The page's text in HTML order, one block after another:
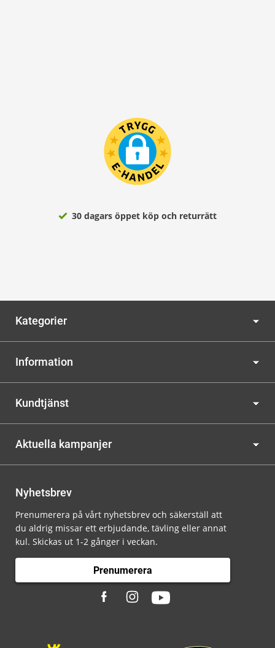
30 dagars öppet köp och returrätt
Kategorier
Information
Kundtjänst
Aktuella kampanjer
Nyhetsbrev
Prenumerera på vårt nyhetsbrev och säkerställ att
du aldrig missar ett erbjudande, tävling eller annat
kul. Skickas ut 1-2 gånger i veckan.
Prenumerera